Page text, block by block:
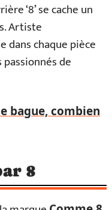
‘8’ se cache un
Artiste
dans chaque pièce
de
bague, combien
8